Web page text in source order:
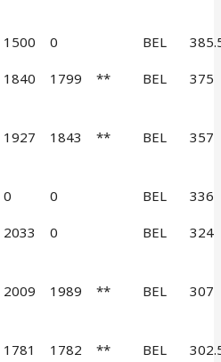
1500 0 BEL
1840 1799 ** BEL 375
1927 1843 ** BEL 357
0 0 BEL 336
2033 0 BEL 324
2009 1989 ** BEL 307
1781 1782 ** BEL